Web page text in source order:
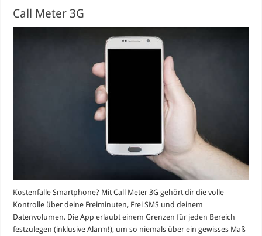
Call Meter 3G
Kostenfalle Smartphone? Mit Call Meter 3G gehört dir die volle
Kontrolle über deine Freiminuten, Frei SMS und deinem
Datenvolumen. Die App erlaubt einem Grenzen für jeden Bereich
festzulegen (inklusive Alarm!), um so niemals über ein gewisses Maß